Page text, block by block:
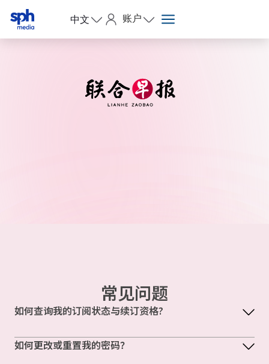
中文 账户
常见问题
如何查询我的订阅状态与续订资格?
如何更改或重置我的密码？